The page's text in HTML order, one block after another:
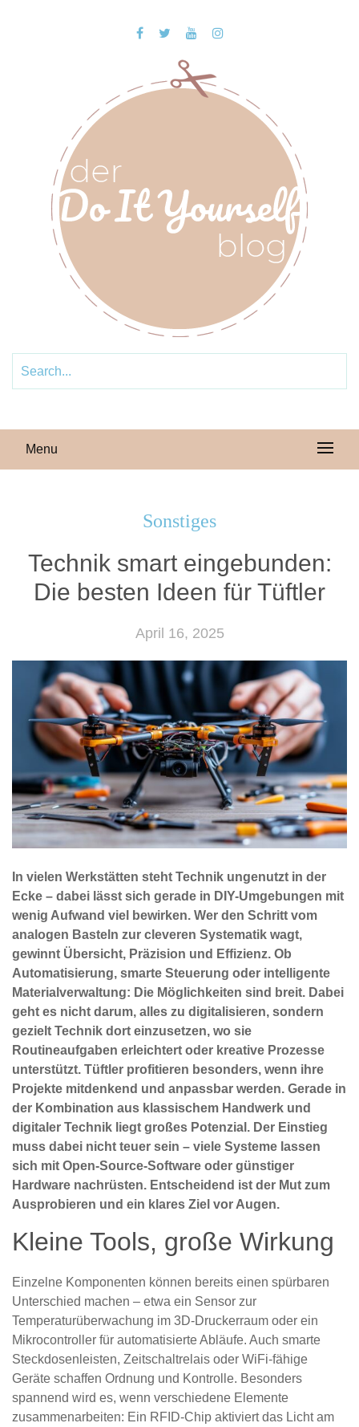
Menu
Sonstiges
Technik smart eingebunden:
Die besten Ideen für Tüftler
April 16, 2025
In vielen Werkstätten steht Technik ungenutzt in der
Ecke – dabei lässt sich gerade in DIY-Umgebungen mit
wenig Aufwand viel bewirken. Wer den Schritt vom
analogen Basteln zur cleveren Systematik wagt,
gewinnt Übersicht, Präzision und Effizienz. Ob
Automatisierung, smarte Steuerung oder intelligente
Materialverwaltung: Die Möglichkeiten sind breit. Dabei
geht es nicht darum, alles zu digitalisieren, sondern
gezielt Technik dort einzusetzen, wo sie
Routineaufgaben erleichtert oder kreative Prozesse
unterstützt. Tüftler profitieren besonders, wenn ihre
Projekte mitdenkend und anpassbar werden. Gerade in
der Kombination aus klassischem Handwerk und
digitaler Technik liegt großes Potenzial. Der Einstieg
muss dabei nicht teuer sein – viele Systeme lassen
sich mit Open-Source-Software oder günstiger
Hardware nachrüsten. Entscheidend ist der Mut zum
Ausprobieren und ein klares Ziel vor Augen.
Kleine Tools, große Wirkung
Einzelne Komponenten können bereits einen spürbaren
Unterschied machen – etwa ein Sensor zur
Temperaturüberwachung im 3D-Druckerraum oder ein
Mikrocontroller für automatisierte Abläufe. Auch smarte
Steckdosenleisten, Zeitschaltrelais oder WiFi-fähige
Geräte schaffen Ordnung und Kontrolle. Besonders
spannend wird es, wenn verschiedene Elemente
zusammenarbeiten: Ein RFID-Chip aktiviert das Licht am